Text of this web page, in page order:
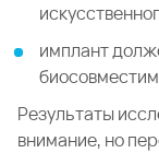
имплант
Результаты
внимание, но